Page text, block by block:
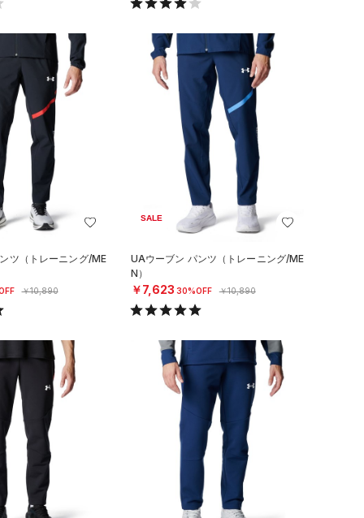
ツ（トレーニング/ME
￥10,890
SALE
UAウーブン パンツ（トレーニング/ME
N）
￥7,623 30%OFF ￥10,890